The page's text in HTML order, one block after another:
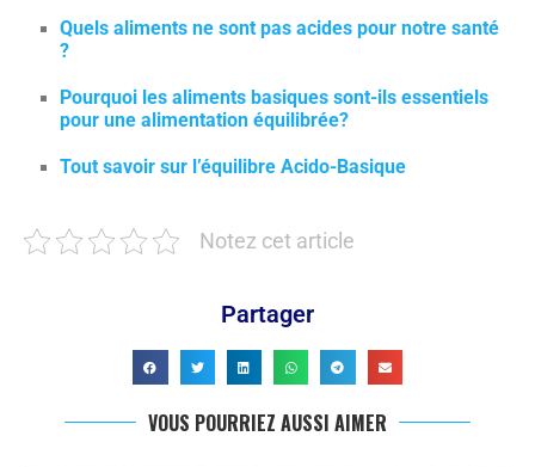
Quels aliments ne sont pas acides pour notre santé
?
Pourquoi les aliments basiques sont-ils essentiels
pour une alimentation équilibrée?
Tout savoir sur l’équilibre Acido-Basique
Notez cet article
Partager
VOUS POURRIEZ AUSSI AIMER